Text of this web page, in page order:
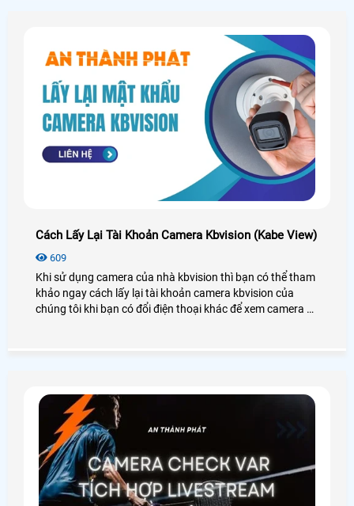
Cách Lấy Lại Tài Khoản Camera Kbvision (Kabe View)
609
Khi sử dụng camera của nhà kbvision thì bạn có thể tham
khảo ngay cách lấy lại tài khoản camera kbvision của
chúng tôi khi bạn có đổi điện thoại khác để xem camera và